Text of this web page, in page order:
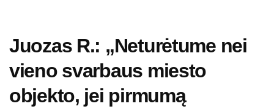
Juozas R.: „Neturėtume nei
vieno svarbaus miesto
objekto, jei pirmumą